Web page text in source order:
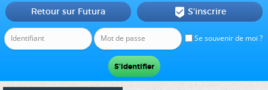
Se souvenir de moi ?
Retour sur Futura  S'inscrire